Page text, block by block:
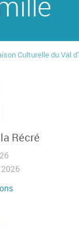
Culturelle du Val
Récré